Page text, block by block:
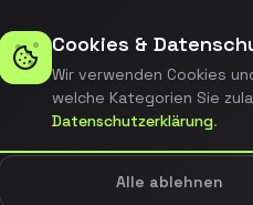
Cookies &
Wir verwenden Cookies
welche Kategorien Sie
Datenschutzerklärung.
Alle ablehnen